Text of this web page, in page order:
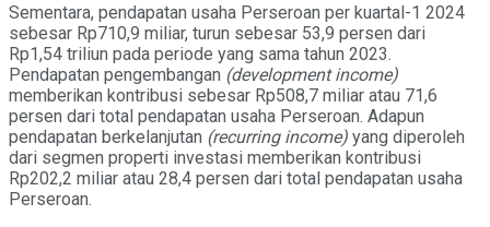
Sementara, pendapatan usaha Perseroan per kuartal-1 2024
sebesar Rp710,9 miliar, turun sebesar 53,9 persen dari
Rp1,54 triliun pada periode yang sama tahun 2023.
Pendapatan pengembangan (development income)
memberikan kontribusi sebesar Rp508,7 miliar atau 71,6
persen dari total pendapatan usaha Perseroan. Adapun
pendapatan berkelanjutan (recurring income) yang diperoleh
dari segmen properti investasi memberikan kontribusi
Rp202,2 miliar atau 28,4 persen dari total pendapatan usaha
Perseroan.